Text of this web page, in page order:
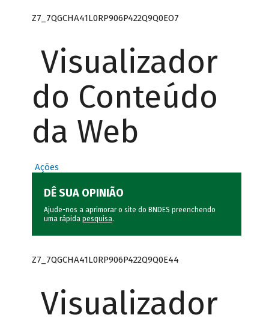
Z7_7QGCHA41L0RP906P422Q9Q0EO7
Visualizador
do Conteúdo
da Web
Ações
DÊ SUA OPINIÃO
Ajude-nos a aprimorar o site do BNDES preenchendo
uma rápida pesquisa.
Z7_7QGCHA41L0RP906P422Q9Q0E44
Visualizador